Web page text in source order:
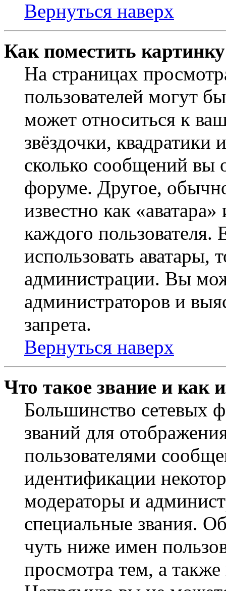
Вернуться наверх
Как поместить
На страницах
пользователей могут
может относиться к
звёздочки,
сколько сообщений вы
форуме. Другое,
известно как
каждого
использовать аватары,
администрации. Вы
администраторов и
запрета.
Вернуться наверх
Что такое звание и как
Большинство сетевых
званий для
пользователями
идентификации
модераторы и
специальные звания.
чуть ниже имен
просмотра тем, а